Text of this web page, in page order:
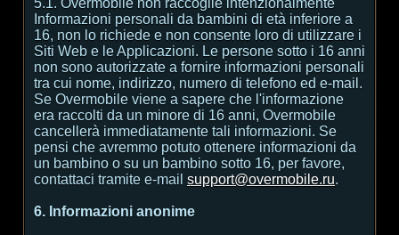
5.1. Overmobile non raccoglie intenzionalmente
Informazioni personali da bambini di età inferiore a
16, non lo richiede e non consente loro di utilizzare i
Siti Web e le Applicazioni. Le persone sotto i 16 anni
non sono autorizzate a fornire informazioni personali
tra cui nome, indirizzo, numero di telefono ed e-mail.
Se Overmobile viene a sapere che l'informazione
era raccolti da un minore di 16 anni, Overmobile
cancellerà immediatamente tali informazioni. Se
pensi che avremmo potuto ottenere informazioni da
un bambino o su un bambino sotto 16, per favore,
contattaci tramite e-mail support@overmobile.ru.
6. Informazioni anonime